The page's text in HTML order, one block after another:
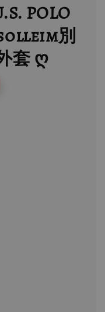
POLO
別
套 ღ